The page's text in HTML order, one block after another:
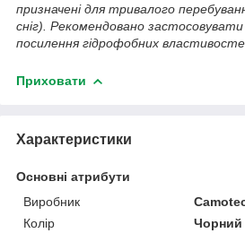
призначені для тривалого
сніг). Рекомендовано застосовувати
посилення гідрофобних
Приховати
Характеристики
Основні атрибути
Виробник
Колір
Чорний